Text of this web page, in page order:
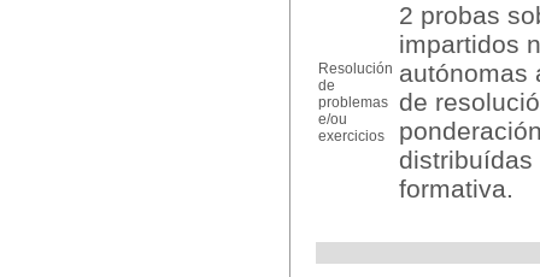
Resolución
de
problemas
e/ou
exercicios
2 probas
impartidos
autónomas
de
formativa.